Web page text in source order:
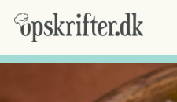
Der er ingen varer i din